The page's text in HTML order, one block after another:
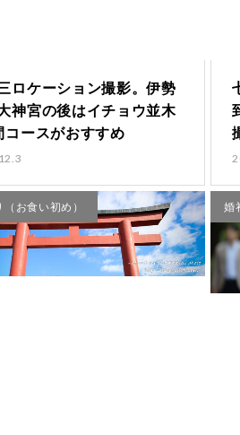
ロケーション撮影。伊勢
神宮の後はイチョウ並木
コースがおすすめ
お食い初め） 婚